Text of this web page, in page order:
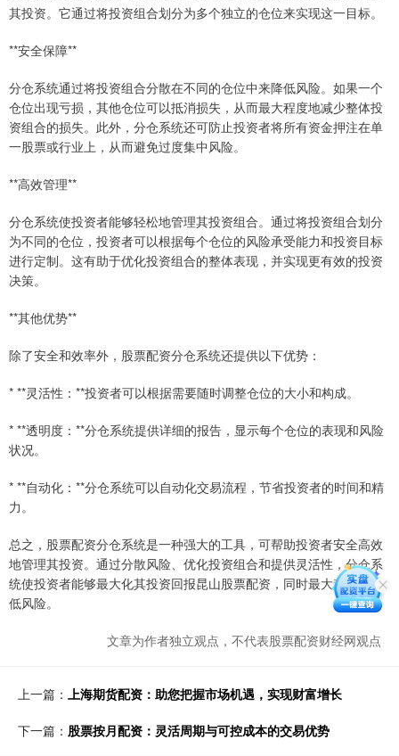
其投资。它通过将投资组合划分为多个独立的仓位来实现这一目标。
**安全保障**
分仓系统通过将投资组合分散在不同的仓位中来降低风险。如果一个
仓位出现亏损，其他仓位可以抵消损失，从而最大程度地减少整体投
资组合的损失。此外，分仓系统还可防止投资者将所有资金押注在单
一股票或行业上，从而避免过度集中风险。
**高效管理**
分仓系统使投资者能够轻松地管理其投资组合。通过将投资组合划分
为不同的仓位，投资者可以根据每个仓位的风险承受能力和投资目标
进行定制。这有助于优化投资组合的整体表现，并实现更有效的投资
决策。
**其他优势**
除了安全和效率外，股票配资分仓系统还提供以下优势：
* **灵活性：**投资者可以根据需要随时调整仓位的大小和构成。
* **透明度：**分仓系统提供详细的报告，显示每个仓位的表现和风险
状况。
* **自动化：**分仓系统可以自动化交易流程，节省投资者的时间和精
力。
总之，股票配资分仓系统是一种强大的工具，可帮助投资者安全高效
地管理其投资。通过分散风险、优化投资组合和提供灵活性，分仓系
统使投资者能够最大化其投资回报昆山股票配资，同时最大程度地降
低风险。
文章为作者独立观点，不代表股票配资财经网观点
上一篇： 上海期货配资：助您把握市场机遇，实现财富增长
下一篇： 股票按月配资：灵活周期与可控成本的交易优势